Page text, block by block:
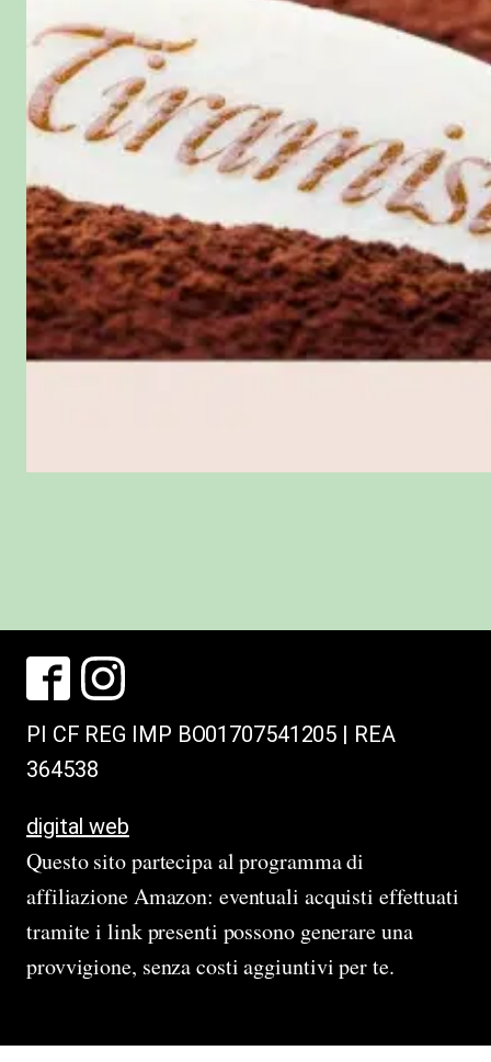
PI CF REG IMP BO01707541205 | REA
364538
digital web
Questo sito partecipa al programma di
affiliazione Amazon: eventuali acquisti effettuati
tramite i link presenti possono generare una
provvigione, senza costi aggiuntivi per te.